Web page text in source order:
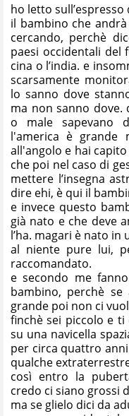
ho letto
il bambino che
cercando, perchè
paesi occidentali del
cina o l’india. e
scarsamente
lo sanno dove
ma non sanno
o male sapevano
l'america è
all'angolo e hai
che poi nel caso di
mettere l’insegna
dire ehi, è qui il
e invece questo
già nato e che deve
l’ha. magari è nato in
al niente pure lui,
raccomandato.
e secondo me
bambino, perchè
grande poi non ci
finchè sei piccolo e ti
su una navicella
per circa quattro
qualche
così entro la
credo ci siano grossi
ma se glielo dici da